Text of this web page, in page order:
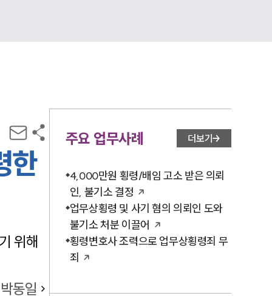
한
위해
박동일
주요 업무사례 더보기
4,000만원 횡령/배임 고소 받은 의뢰
인, 불기소 결정
업무상횡령 및 사기 혐의 의뢰인 도와
불기소 처분 이끌어
횡령변호사 조력으로 업무상횡령죄 무
죄